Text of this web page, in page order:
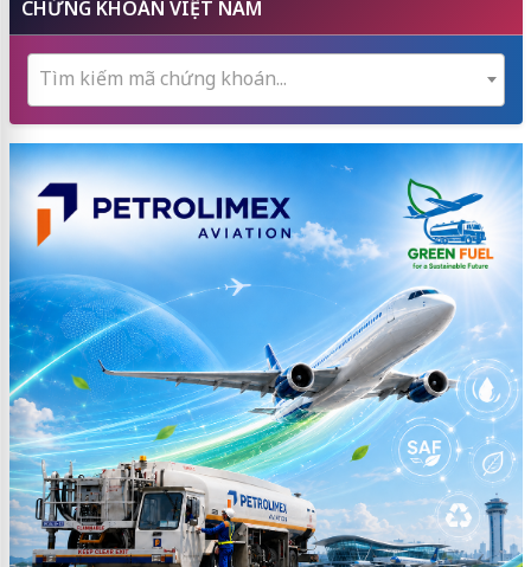
CHỨNG KHOÁN VIỆT NAM
Tìm kiếm mã chứng khoán...